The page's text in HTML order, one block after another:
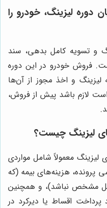
دوره لیزینگ، خودرو را
و تسویه کامل بدهی، سند
فروش خودرو در این دوره
لیزینگ و اخذ مجوز از آن‌ها
لازم باشد پیش از فروش،
لیزینگ چیست؟
لیزینگ معمولاً شامل مواردی
پرونده، هزینه‌های بیمه (که
مشخص نباشد)، و همچنین
پرداخت اقساط یا دیرکرد در